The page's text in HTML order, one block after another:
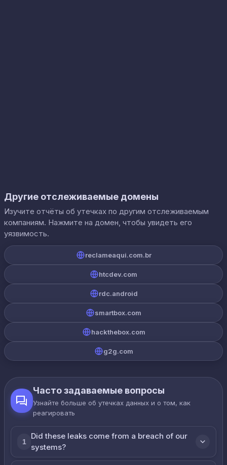
Другие отслеживаемые домены
Изучите отчёты об утечках по другим отслеживаемым
компаниям. Нажмите на домен, чтобы увидеть его
уязвимость.
reclameaqui.com.br
htcdev.com
rdc.android
smartbox.com
hackthebox.com
g2g.com
Часто задаваемые вопросы
Узнайте больше об утечках данных и о том, как
реагировать
1
Did these leaks come from a breach of our
systems?